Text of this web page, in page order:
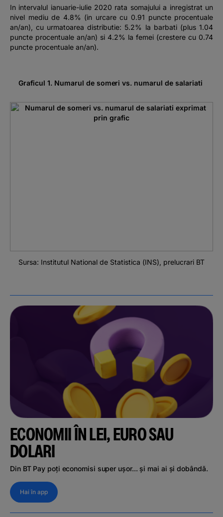
In intervalul ianuarie-iulie 2020 rata somajului a inregistrat un
nivel mediu de 4.8% (in urcare cu 0.91 puncte procentuale
an/an), cu urmatoarea distributie: 5.2% la barbati (plus 1.04
puncte procentuale an/an) si 4.2% la femei (crestere cu 0.74
puncte procentuale an/an).
Graficul 1. Numarul de someri vs. numarul de salariati
Sursa: Institutul National de Statistica (INS), prelucrari BT
ECONOMII ÎN LEI, EURO SAU
DOLARI
Din BT Pay poți economisi super ușor... și mai ai și dobândă.
Hai în app